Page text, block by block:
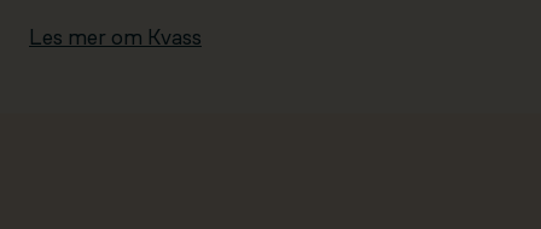
Les mer om Kvass